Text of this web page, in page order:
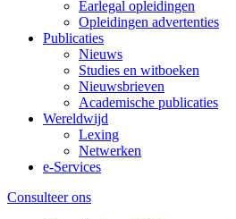
Earlegal opleidingen
Opleidingen advertenties
Publicaties
Nieuws
Studies en witboeken
Nieuwsbrieven
Academische publicaties
Wereldwijd
Lexing
Netwerken
e-Services
Consulteer ons